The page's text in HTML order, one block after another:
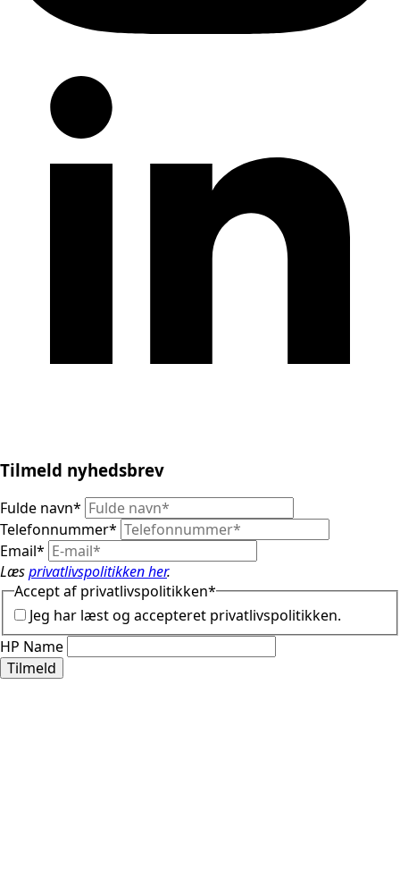
Tilmeld nyhedsbrev
Fulde navn*
Telefonnummer*
Email*
Læsprivatlivspolitikken her.
Accept af privatlivspolitikken*
Jeg har læst og accepteret privatlivspolitikken.
HP Name
Tilmeld